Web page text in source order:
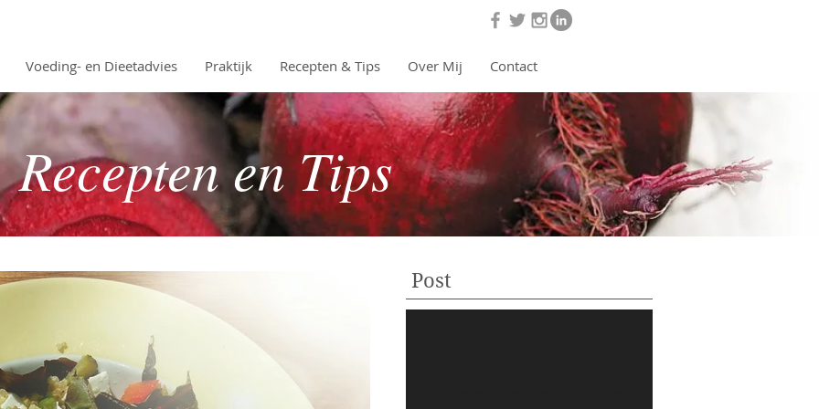
Voeding- en Dieetadvies Praktijk Recepten & Tips Over Mij Contact
Recepten en Tips
Post